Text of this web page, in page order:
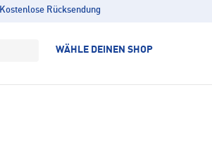
Kostenlose Rücksendung
WÄHLE DEINEN SHOP